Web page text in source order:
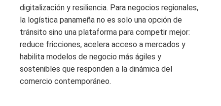
digitalización y resiliencia. Para negocios regionales,
la logística panameña no es solo una opción de
tránsito sino una plataforma para competir mejor:
reduce fricciones, acelera acceso a mercados y
habilita modelos de negocio más ágiles y
sostenibles que responden a la dinámica del
comercio contemporáneo.